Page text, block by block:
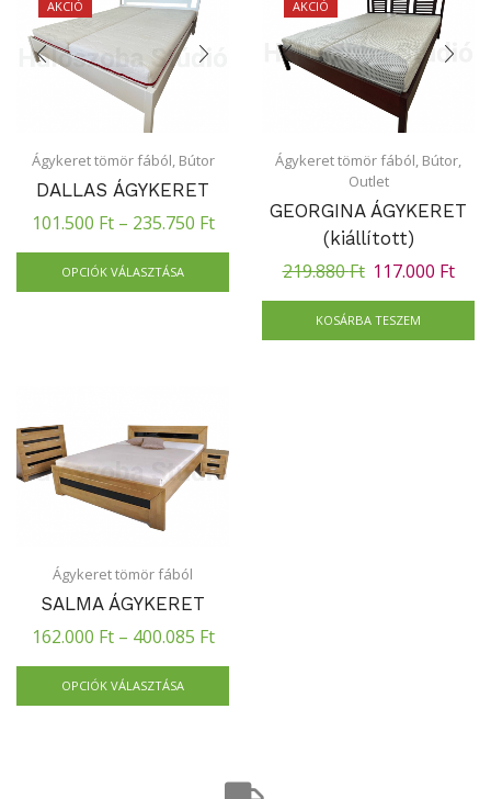
AKCIÓ
Ágykeret tömör fából Bútor
DALLAS ÁGYKERET
101.500 Ft– 235.750 Ft
OPCIÓK VÁLASZTÁSA
AKCIÓ
Ágykeret tömör fából Bútor
Outlet
GEORGINA ÁGYKERET
(kiállított)
219.880Ft 117.000 Ft
KOSÁRBA TESZEM
Ágykeret tömör fából
SALMA ÁGYKERET
162.000 Ft– 400.085 Ft
OPCIÓK VÁLASZTÁSA